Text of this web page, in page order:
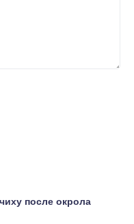
после окрола